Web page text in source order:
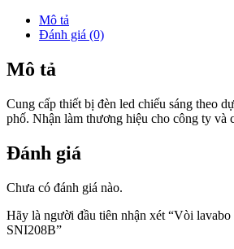
Mô tả
Đánh giá (0)
Mô tả
Cung cấp thiết bị đèn led chiếu sáng theo
phố. Nhận làm thương hiệu cho công ty và
Đánh giá
Chưa có đánh giá nào.
Hãy là người đầu tiên nhận xét “Vòi
SNI208B”